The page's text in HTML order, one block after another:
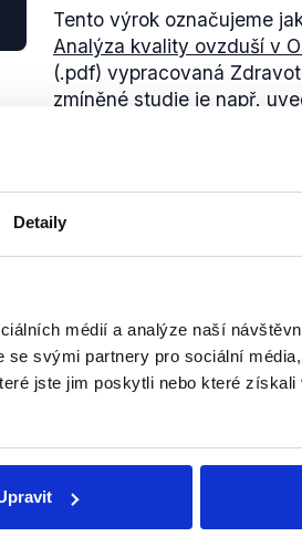
Detaily
médií a analýze naší
svými partnery pro sociální
jste jim poskytli nebo které získali
Tento výrok označujeme
Analýza kvality ovzduší v
(.pdf) vypracovaná
zmíněné studie je např.
znečištění ovzduší je pro
Ostravy. Tato skutečnost
Ostravsku v cca 10 %
sousedního Polska."
PRAVDA
Výrok je na základě
Na jednání Vlády ČR dne
průmyslu a obchodu
podnikůa připravovaných
ekologických závazků
projekt sanace tzv. lagun.